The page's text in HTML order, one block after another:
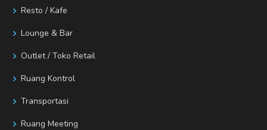
Resto / Kafe
Lounge & Bar
Outlet / Toko Retail
Ruang Kontrol
Transportasi
Ruang Meeting